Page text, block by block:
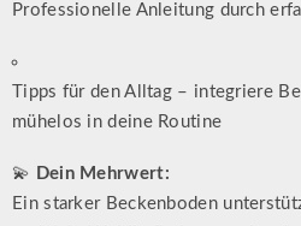
Professionelle Anleitung durch
Tipps für den Alltag – integriere
mühelos in deine Routine
💫
Dein Mehrwert:
Ein starker Beckenboden